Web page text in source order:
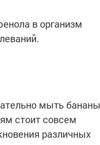
в организм
мыть бананы
стоит совсем
различных